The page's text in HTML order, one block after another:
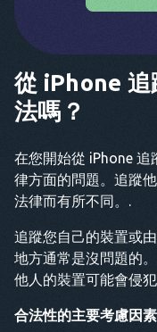
從 iPhone
法嗎？
在您開始從 iPhone
律方面的問題。追蹤
法律而有所不同。.
追蹤您自己的裝置或
地方通常是沒問題的
他人的裝置可能會侵
合法性的主要考慮因素